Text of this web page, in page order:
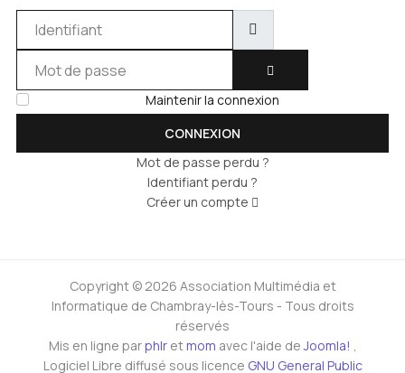
AFFICHER LE MOT DE
Maintenir la connexion
CONNEXION
Mot de passe perdu ?
Identifiant perdu ?
Créer un compte
Copyright © 2026 Association Multimédia et
Informatique de Chambray-lès-Tours - Tous droits
réservés
Mis en ligne parphlretmom avec l'aide deJoomla! ,
Logiciel Libre diffusé sous licence GNU General Public